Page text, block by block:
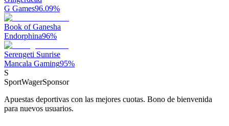
G Games96.09%
Book of Ganesha
Endorphina96%
Serengeti Sunrise
Mancala Gaming95%
S
SportWagerSponsor
Apuestas deportivas con las mejores cuotas. Bono de bienvenida
para nuevos usuarios.